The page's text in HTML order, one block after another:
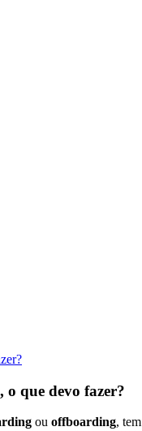
que devo fazer?
ou offboarding, tem